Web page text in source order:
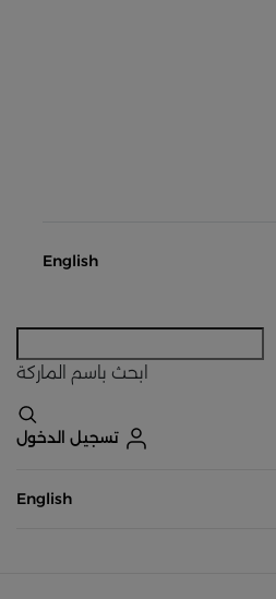
English
ابحث باسم الماركة
تسجيل الدخول
English